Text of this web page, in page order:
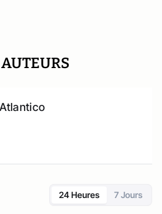
24 Heures 7 Jours